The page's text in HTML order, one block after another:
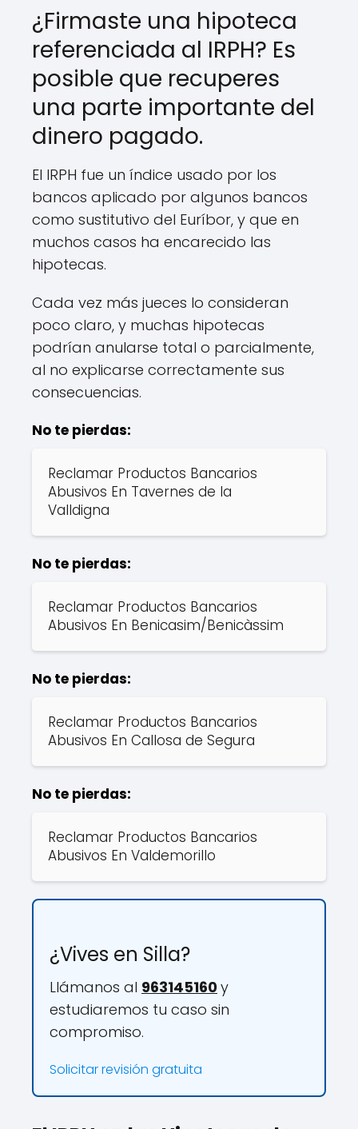
¿Firmaste una hipoteca
referenciada al IRPH? Es
posible que recuperes
una parte importante del
dinero pagado.
El IRPH fue un índice usado por los
bancos aplicado por algunos bancos
como sustitutivo del Euríbor, y que en
muchos casos ha encarecido las
hipotecas.
Cada vez más jueces lo consideran
poco claro, y muchas hipotecas
podrían anularse total o parcialmente,
al no explicarse correctamente sus
consecuencias.
No te pierdas:
Reclamar Productos Bancarios
Abusivos En Tavernes de la
Valldigna
No te pierdas:
Reclamar Productos Bancarios
Abusivos En Benicasim/Benicàssim
No te pierdas:
Reclamar Productos Bancarios
Abusivos En Callosa de Segura
No te pierdas:
Reclamar Productos Bancarios
Abusivos En Valdemorillo
¿Vives en Silla?
Llámanos al 963145160y
estudiaremos tu caso sin
compromiso.
Solicitar revisión gratuita